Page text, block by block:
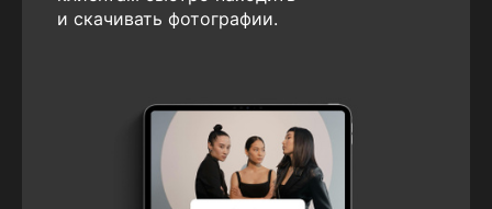
и скачивать фотографии.